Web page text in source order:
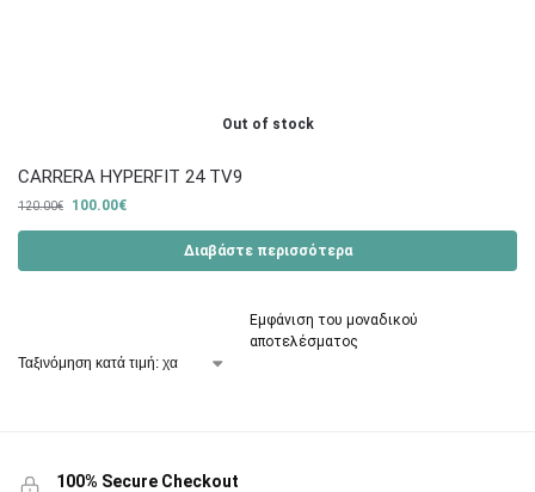
Out of stock
CARRERA HYPERFIT 24 TV9
120.00€ 100.00€
Διαβάστε περισσότερα
Εμφάνιση του μοναδικού
αποτελέσματος
100% Secure Checkout